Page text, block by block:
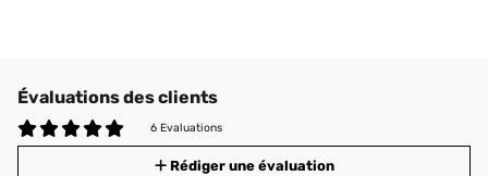
Évaluations des clients
6 Evaluations
Rédiger une évaluation